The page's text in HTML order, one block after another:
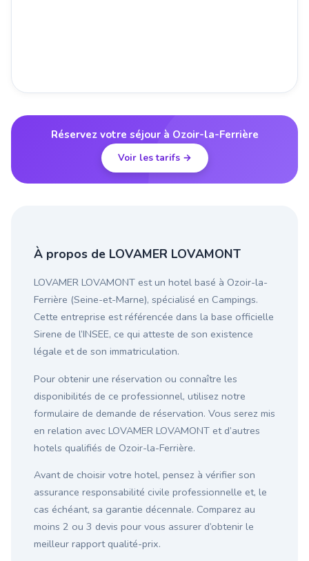
Réservez votre séjour à Ozoir-la-Ferrière
Voir les tarifs →
À propos de LOVAMER LOVAMONT
LOVAMER LOVAMONT est un hotel basé à Ozoir-la-
Ferrière (Seine-et-Marne), spécialisé en Campings.
Cette entreprise est référencée dans la base officielle
Sirene de l’INSEE, ce qui atteste de son existence
légale et de son immatriculation.
Pour obtenir une réservation ou connaître les
disponibilités de ce professionnel, utilisez notre
formulaire de demande de réservation. Vous serez mis
en relation avec LOVAMER LOVAMONT et d’autres
hotels qualifiés de Ozoir-la-Ferrière.
Avant de choisir votre hotel, pensez à vérifier son
assurance responsabilité civile professionnelle et, le
cas échéant, sa garantie décennale. Comparez au
moins 2 ou 3 devis pour vous assurer d’obtenir le
meilleur rapport qualité-prix.